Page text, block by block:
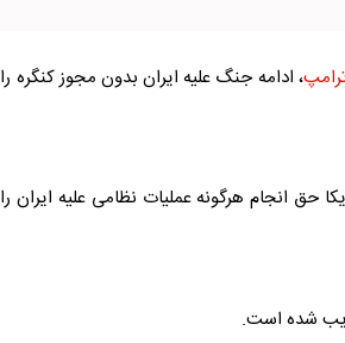
، ادامه جنگ علیه ایران بدون مجوز کنگره را
حق انجام هرگونه عملیات نظامی علیه ایران را
شده است.